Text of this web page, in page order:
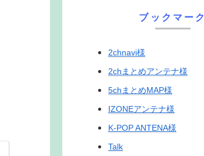
ブックマーク
2chnavi様
2chまとめアンテナ様
5chまとめMAP様
IZONEアンテナ様
K-POP ANTENA様
Talk